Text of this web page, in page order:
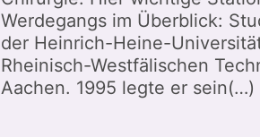
Werdegangs im Überblick:
der Heinrich-Heine-
Rheinisch-Westfälischen
Aachen. 1995 legte er sein(…)